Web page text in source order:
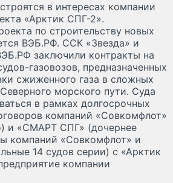
в интересах компании
«Арктик СПГ-2».
по строительству новых
ВЭБ.РФ. ССК «Звезда» и
заключили контракты на
газовозов, предназначенных
сжиженного газа в сложных
морского пути. Суда
в рамках долгосрочных
компаний «Совкомфлот»
и «СМАРТ СПГ» (дочернее
компаний «Совкомфлот» и
14 судов серии) с «Арктик
компании